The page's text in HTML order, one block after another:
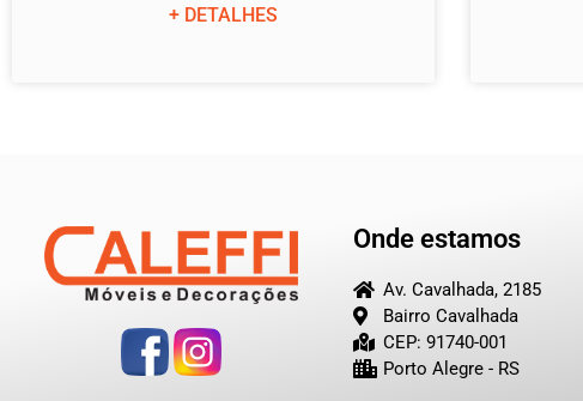
+ DETALHES
Onde estamos
Av. Cavalhada, 2185
Bairro Cavalhada
CEP: 91740-001
Porto Alegre - RS